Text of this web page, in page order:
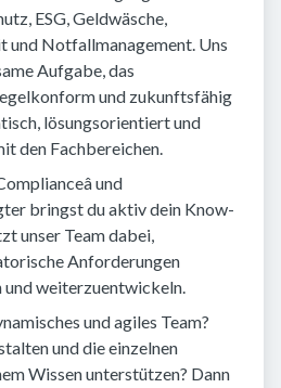
ESG, Geldwäsche,
und Notfallmanagement. Uns
Aufgabe, das
und zukunftsfähig
lösungsorientiert und
den Fachbereichen.
und
bringst du aktiv dein Know-
unser Team dabei,
Anforderungen
und weiterzuentwickeln.
und agiles Team?
und die einzelnen
Wissen unterstützen? Dann